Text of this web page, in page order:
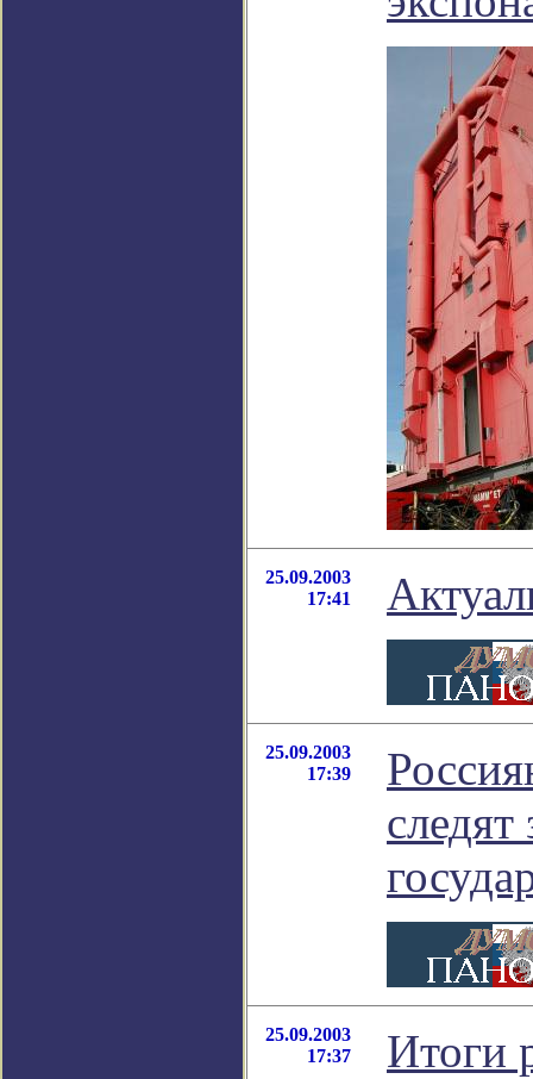
25.09.2003
17:41
25.09.2003
17:39
следят
25.09.2003
17:37
Итоги